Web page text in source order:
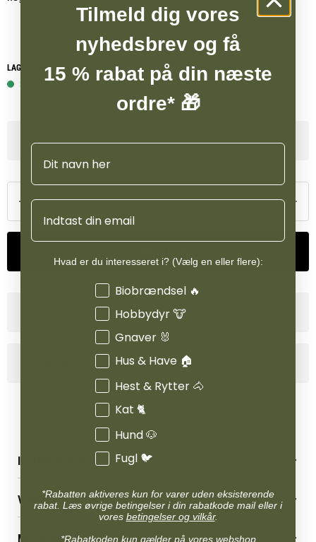
LAGERSTATUS WEBSHOP
30 på lager
Se lagerstatus i vores butikker
Produktinformation
INFORMATION
Reklamations- & fortrydelsesret
Levering & afhentning
Følg din bestilling
VORES BUTIK
MIN KONTO
Tilmeld dig vores
nyhedsbrev og få
15 % rabat på din næste
ordre* 🎁
Navn
Email
Hvad er du interesseret i? (Vælg en eller flere):
Interesser
Biobrændsel 🔥
Hobbydyr 🐮
Gnaver 🐰
Hus & Have 🏠
Hest & Rytter 🐴
Kat 🐈
Hund 🐶
Fugl 🐦
*Rabatten aktiveres kun for varer uden eksisterende
rabat. Læs øvrige betingelser i din rabatkode mail eller i
vores betingelser og vilkår.
*Rabatkoden kun gælder på vores webshop